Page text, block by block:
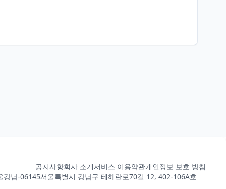
공지사항회사 소개서비스 이용약관개인정보 보호 방침
강남-06145서울특별시 강남구 테헤란로70길 12, 402-106A호